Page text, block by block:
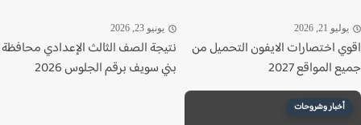
21, 2026
اختصارات الايفون التحميل من
2027
يونيو 23, 2026
نتيجة الصف الثالث الإعدادي محافظة
بني سويف برقم الجلوس 2026
أخبار وشروحات